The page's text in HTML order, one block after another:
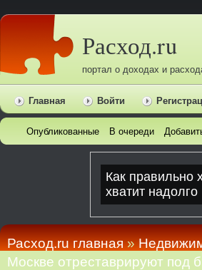
Расход.ru
портал о доходах и
Главная Войти
Опубликованные В очереди
Расход.ru главная»
Москве отреставрируют под